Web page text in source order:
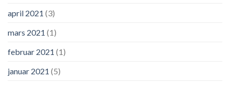
april 2021 (3)
mars 2021 (1)
februar 2021 (1)
januar 2021 (5)